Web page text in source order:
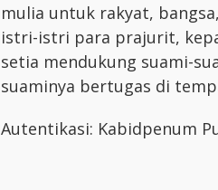
mulia untuk rakyat,
istri-istri para prajurit,
setia mendukung suami-
suaminya bertugas di
Autentikasi: Kabidpenum